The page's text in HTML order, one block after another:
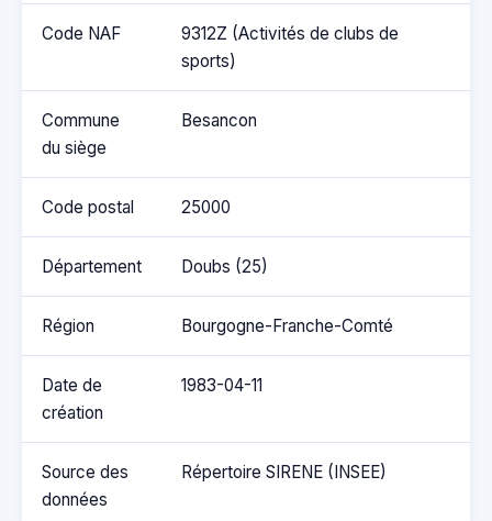
Code NAF
9312Z (Activités de clubs de
sports)
Commune
du siège
Besancon
Code postal 25000
Département Doubs (25)
Région Bourgogne-Franche-Comté
Date de
création
1983-04-11
Source des
données
Répertoire SIRENE (INSEE)